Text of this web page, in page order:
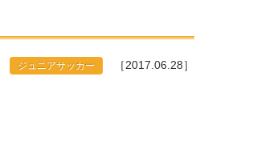
ジュニアサッカー ［2017.06.28］